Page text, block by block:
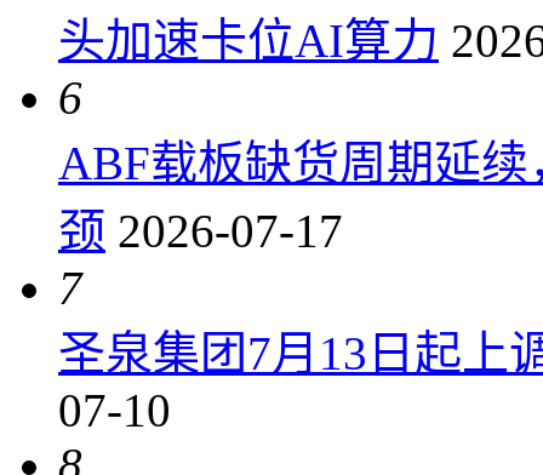
头加速卡位AI算力
6
ABF载板缺货周期延
颈 2026-07-17
7
圣泉集团7月13日起上
07-10
8